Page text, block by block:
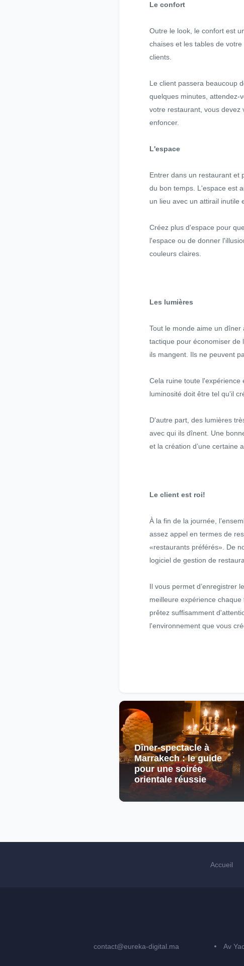
Le confort
Outre le look, le confort est
chaises et les tables de
clients.
Le client passera beaucoup
quelques minutes, attendez-
votre restaurant, vous devez
enfoncer.
L'espace
Entrer dans un restaurant et
du bon temps. L'espace est
un lieu avec un attirail inutile
Créez plus d'espace pour
l'espace ou de donner
couleurs claires.
Les lumières
Tout le monde aime un dîner
tactique pour économiser de
ils mangent. Ils ne peuvent
Cela ruine toute l'expérience
luminosité doit être tel qu'il
D'autre part, des lumières
avec qui ils dînent. Une
et la création d’une certaine
Le client est roi!
À la fin de la journée,
assez appel en termes de
«restaurants préférés». De
logiciel de gestion de
Il vous permet d’enregistrer
meilleure expérience
prêtez suffisamment
l'environnement que vous
Dîner-spectacle à
Marrakech : le guide
pour une soirée
orientale réussie
Accueil
contact@eureka-digital.ma Av